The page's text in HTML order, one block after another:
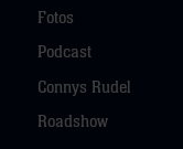
Fotos
Podcast
Connys Rudel
Roadshow